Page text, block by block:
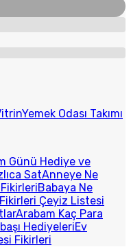
Yemek Odası Takımı
Günü Hediye ve
SatAnneye Ne
Babaya Ne
Çeyiz Listesi
Arabam Kaç Para
HediyeleriEv
Fikirleri